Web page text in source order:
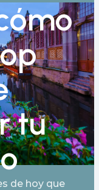
tu
de hoy que